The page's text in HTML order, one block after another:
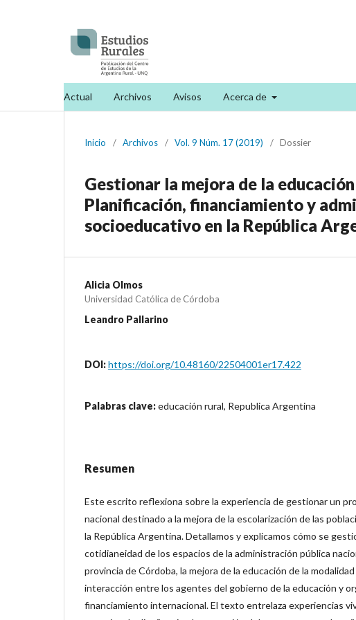
Actual Archivos Avisos Acerca de
Inicio / Archivos / Vol. 9 Núm. 17 (2019) / Dossier
Gestionar la mejora de la
Planificación, financiamiento y
socioeducativo en la República
Alicia Olmos
Universidad Católica de Córdoba
Leandro Pallarino
DOI:https://doi.org/10.48160/22504001er17.422
Palabras clave:educación rural, Republica Argentina
Resumen
Este escrito reflexiona sobre la experiencia de gestionar un
nacional destinado a la mejora de la escolarización de las
la República Argentina. Detallamos y explicamos cómo se
cotidianeidad de los espacios de la administración pública
provincia de Córdoba, la mejora de la educación de la
interacción entre los agentes del gobierno de la educación y
financiamiento internacional. El texto entrelaza experiencias